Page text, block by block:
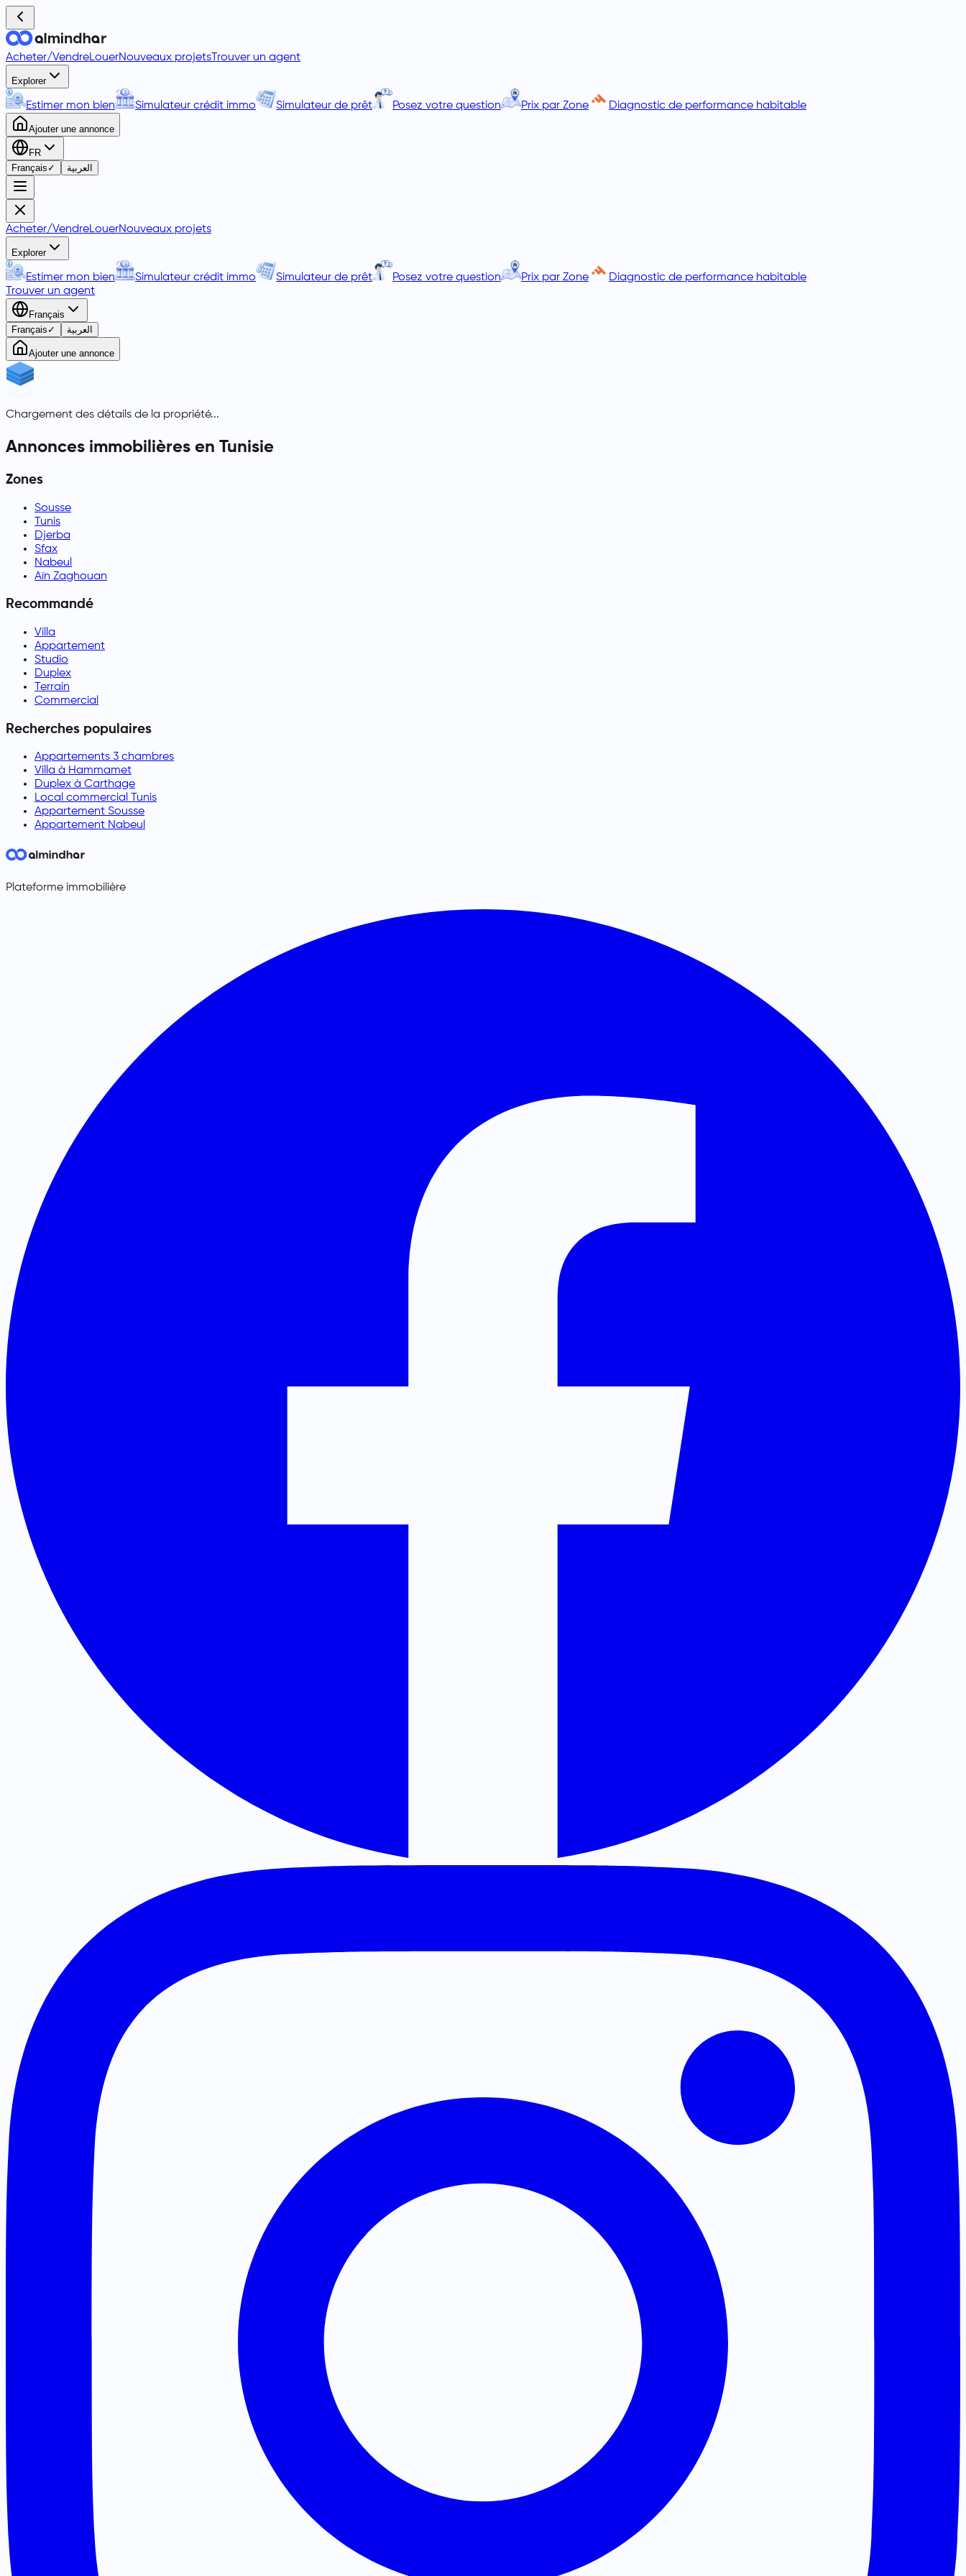
Acheter/VendreLouerNouveaux projets Trouver un agent
Explorer
Estimer mon bien Simulateur crédit immo Simulateur de prêt Posez votre question Prix par Zone Diagnostic de performance habitable
Ajouter une annonce
FR
Français ✓ العربية
Acheter/VendreLouerNouveaux projets
Explorer
Estimer mon bien Simulateur crédit immo Simulateur de prêt Posez votre question Prix par Zone
Diagnostic de performance habitable
Trouver un agent
Français
Français ✓ العربية
Ajouter une annonce
Chargement des détails de la propriété...
Annonces immobilières en Tunisie
Zones
Sousse
Tunis
Djerba
Sfax
Nabeul
Aïn Zaghouan
Recommandé
Villa
Appartement
Studio
Duplex
Terrain
Commercial
Recherches populaires
Appartements 3 chambres
Villa à Hammamet
Duplex à Carthage
Local commercial Tunis
Appartement Sousse
Appartement Nabeul
Plateforme immobilière